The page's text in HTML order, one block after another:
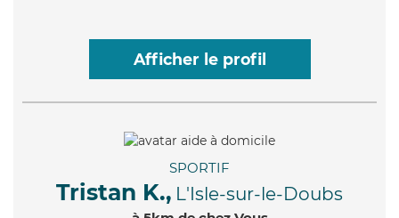
Afficher le profil
SPORTIF
Tristan K., L'Isle-sur-le-Doubs